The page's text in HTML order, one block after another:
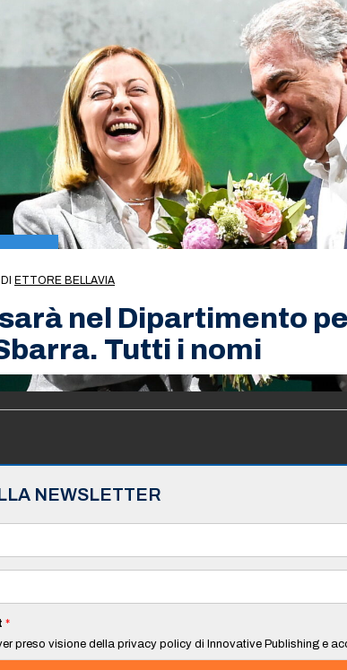
DI ETTORE BELLAVIA
nel Dipartimento
Tutti i nomi
NEWSLETTER
*
preso visione della privacy policy di Innovative Publishing e